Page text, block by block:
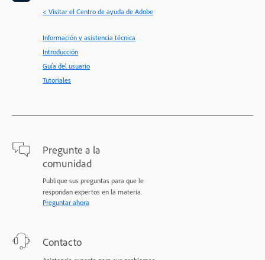
< Visitar el Centro de ayuda de Adobe
Información y asistencia técnica
Introducción
Guía del usuario
Tutoriales
Pregunte a la
comunidad
Publique sus preguntas para que le
respondan expertos en la materia.
Preguntar ahora
Contacto